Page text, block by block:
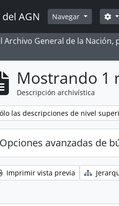
AGN Navegar
General de la
Mostrando 1
Descripción archivística
filter:
las descripciones de nivel
Opciones avanzadas de
Imprimir vista previa